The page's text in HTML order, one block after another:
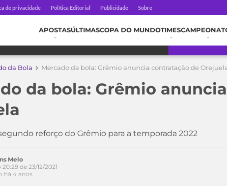
de privacidade Política Editorial Publicidade Sobre
APOSTASÚLTIMASCOPA DO MUNDOTIMES
da Bola Mercado da bola: Grêmio anuncia contratação de
da bola: Grêmio
reforço do Grêmio para a temporada 2022
Melo
de 23/12/2021
há 4 anos